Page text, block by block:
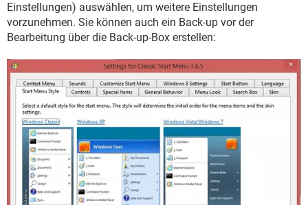
Einstellungen) auswählen, um weitere Einstellungen
vorzunehmen. Sie können auch ein Back-up vor der
Bearbeitung über die Back-up-Box erstellen: